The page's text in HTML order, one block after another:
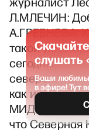
Л.МЛЕЧИН:
А.ГРЕБНЕВА:
такой уж
сегодняшнего
как их
МИДа… ну,
что Северная
слушать
Ваши
в эфире! Тут